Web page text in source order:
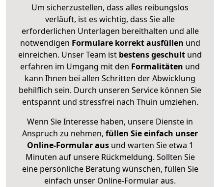
Um sicherzustellen, dass alles reibungslos
verläuft, ist es wichtig, dass Sie alle
erforderlichen Unterlagen bereithalten und alle
notwendigen Formulare korrekt ausfüllen und
einreichen. Unser Team ist bestens geschult und
erfahren im Umgang mit den Formalitäten und
kann Ihnen bei allen Schritten der Abwicklung
behilflich sein. Durch unseren Service können Sie
entspannt und stressfrei nach Thuin umziehen.
Wenn Sie Interesse haben, unsere Dienste in
Anspruch zu nehmen, füllen Sie einfach unser
Online-Formular ausund warten Sie etwa 1
Minuten auf unsere Rückmeldung. Sollten Sie
eine persönliche Beratung wünschen, füllen Sie
einfach unser Online-Formular aus.